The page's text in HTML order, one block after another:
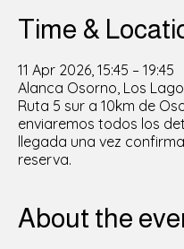
Time &
11 Apr 2026, 15:45 – 19:45
Alanca Osorno, Los
Ruta 5 sur a 10km de
enviaremos todos los
llegada una vez
reserva.
About the